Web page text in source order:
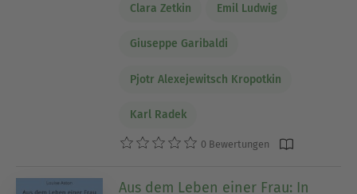
Clara Zetkin Emil Ludwig
Giuseppe Garibaldi
Pjotr Alexejewitsch Kropotkin
Karl Radek
0 Bewertungen
Aus dem Leben einer Frau: In